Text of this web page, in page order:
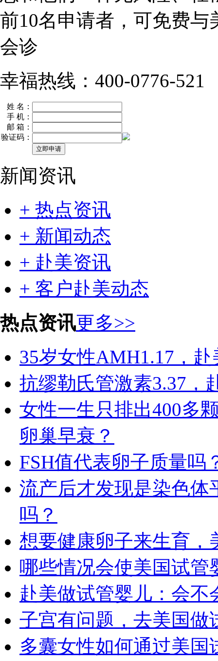
前10名申请者，可免费与
会诊
幸福热线：400-0776-521
姓 名：
手 机：
邮 箱：
验证码：
新闻资讯
+ 热点资讯
+ 新闻动态
+ 赴美资讯
+ 客户赴美动态
热点资讯更多>>
35岁女性AMH1.17，
抗缪勒氏管激素3.37，
女性一生只排出400多
卵巢早衰？
FSH值代表卵子质量吗
流产后才发现是染色体
吗？
想要健康卵子来生育，
哪些情况会使美国试管
赴美做试管婴儿：会不
子宫有问题，去美国做
多囊女性如何通过美